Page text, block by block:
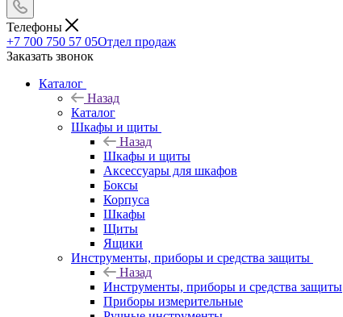
Телефоны
+7 700 750 57 05Отдел продаж
Заказать звонок
Каталог
Назад
Каталог
Шкафы и щиты
Назад
Шкафы и щиты
Аксессуары для шкафов
Боксы
Корпуса
Шкафы
Щиты
Ящики
Инструменты, приборы и средства защиты
Назад
Инструменты, приборы и средства защиты
Приборы измерительные